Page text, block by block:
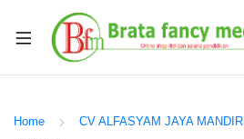
Home CV ALFASYAM JAYA MANDIRI